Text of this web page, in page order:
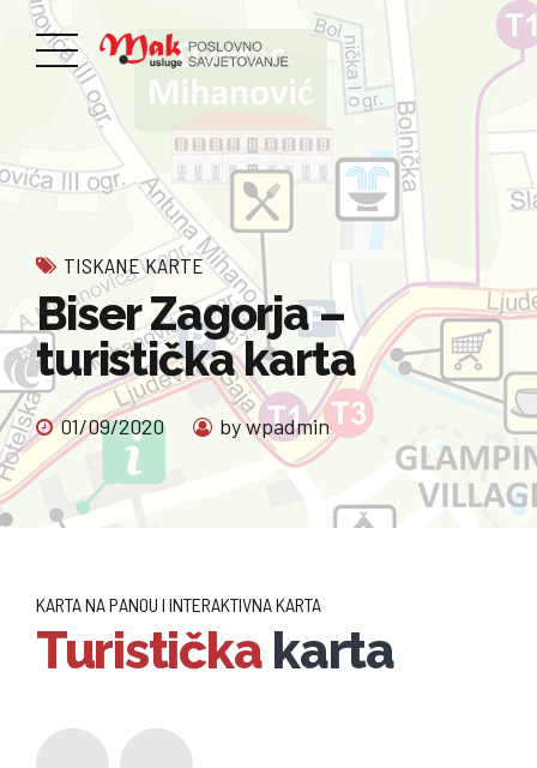
TISKANE KARTE
Biser Zagorja –
turistička karta
01/09/2020 by wpadmin
KARTA NA PANOU I INTERAKTIVNA KARTA
Turističkakarta